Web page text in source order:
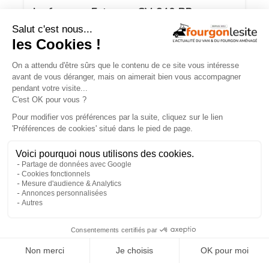
Le fourgon Estrusco CV 640 PB, avec
maxi-soute modulable, maintenant en
version Plus !
Malibu relax – une flexibilité totale pour